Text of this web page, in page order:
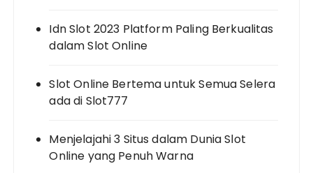
Idn Slot 2023 Platform Paling Berkualitas
dalam Slot Online
Slot Online Bertema untuk Semua Selera
ada di Slot777
Menjelajahi 3 Situs dalam Dunia Slot
Online yang Penuh Warna